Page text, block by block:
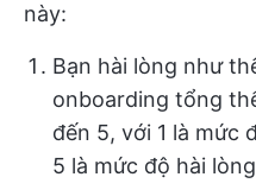
này:
Bạn hài lòng như
onboarding tổng
đến 5, với 1 là mức
5 là mức độ hài